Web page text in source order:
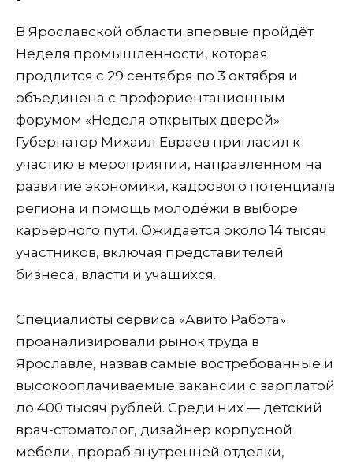
В Ярославской области впервые пройдёт
Неделя промышленности, которая
продлится с 29 сентября по 3 октября и
объединена с профориентационным
форумом «Неделя открытых дверей».
Губернатор Михаил Евраев пригласил к
участию в мероприятии, направленном на
развитие экономики, кадрового потенциала
региона и помощь молодёжи в выборе
карьерного пути. Ожидается около 14 тысяч
участников, включая представителей
бизнеса, власти и учащихся.
Специалисты сервиса «Авито Работа»
проанализировали рынок труда в
Ярославле, назвав самые востребованные и
высокооплачиваемые вакансии с зарплатой
до 400 тысяч рублей. Среди них — детский
врач-стоматолог, дизайнер корпусной
мебели, прораб внутренней отделки,